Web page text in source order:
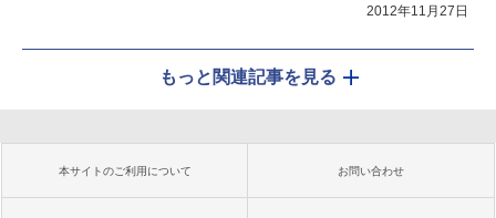
2012年11月27日
もっと関連記事を見る
本サイトのご利用について お問い合わせ